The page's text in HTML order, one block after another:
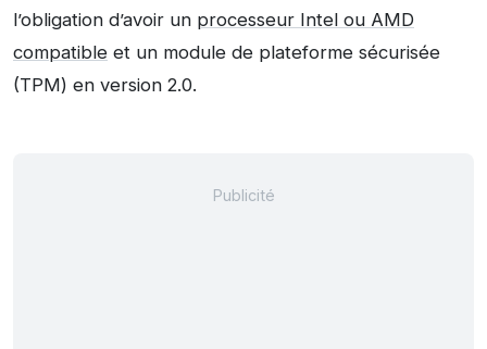
l’obligation d’avoir un processeur Intel ou AMD
compatible et un module de plateforme sécurisée
(TPM) en version 2.0.